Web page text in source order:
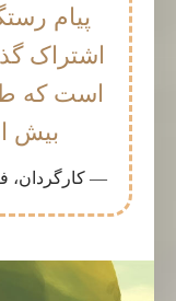
پیام
اشتراک
است که
بیش از ۵۰۰ زبان ترجمه
— کارگردان،